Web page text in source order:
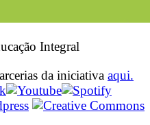
Integral
da iniciativa aqui.